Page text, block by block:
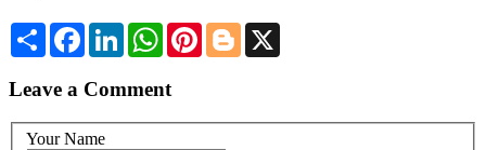
Share FacebookLinkedInWhatsAppPinterestBlogger
Leave a Comment
Your Name